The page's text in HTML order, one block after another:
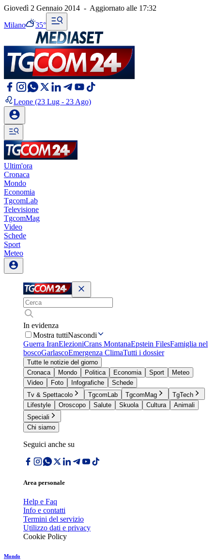
Giovedì 2 Gennaio 2014 - Aggiornato alle 17:32
Milano 35°
Leone (23 Lug - 23 Ago)
Ultim'ora
Cronaca
Mondo
Economia
TgcomLab
Televisione
TgcomMag
Video
Schede
Sport
Meteo
In evidenza
Mostra tuttiNascondi
Guerra IranElezioniCrans MontanaEpstein FilesFamiglia nel
boscoGarlascoEmergenza ClimaTutti i dossier
Tutte le notizie del giorno
Cronaca
Mondo Politica Economia Sport
Meteo
Video
Foto Infografiche
Schede
Tv & Spettacolo
TgcomLab TgcomMag
TgTech
Lifestyle
Oroscopo Salute Skuola Cultura
Animali
Speciali
Chi siamo
Seguici anche su
Area personale
Help e Faq
Info e contatti
Termini del servizio
Utilizzo dati e privacy
Cookie Policy
Mondo